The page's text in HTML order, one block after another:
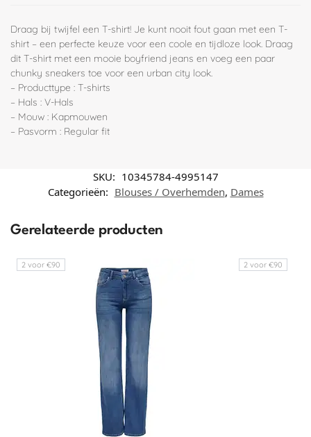
Draag bij twijfel een T-shirt! Je kunt nooit fout gaan met een T-
shirt – een perfecte keuze voor een coole en tijdloze look. Draag
dit T-shirt met een mooie boyfriend jeans en voeg een paar
chunky sneakers toe voor een urban city look.
– Producttype : T-shirts
– Hals : V-Hals
– Mouw : Kapmouwen
– Pasvorm : Regular fit
SKU: 10345784-4995147
Categorieën: Blouses / Overhemden, Dames
Gerelateerde producten
2 voor €90 2 voor €90